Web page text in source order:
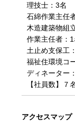
理技士：3名
石綿作業主任
木造建築物組
作業主任者：1
土止め支保工
福祉住環境コ
ディネーター
【社員数】７
アクセスマップ